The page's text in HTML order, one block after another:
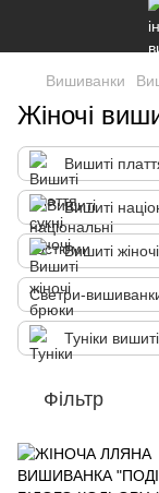
Вишиванки
Жіночі
Вишиті
Вишиті
Вишиті
Светри-
Туніки вишиті
Фільтр